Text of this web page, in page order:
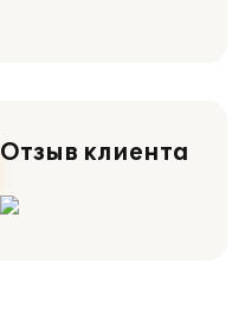
Отзыв клиента